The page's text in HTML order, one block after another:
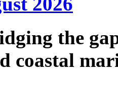
the
coastal